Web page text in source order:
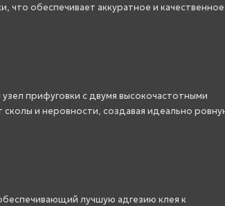
что обеспечивает аккуратное и качественное
прифуговки с двумя высокочастотными
и неровности, создавая идеально
лучшую адгезию клея к